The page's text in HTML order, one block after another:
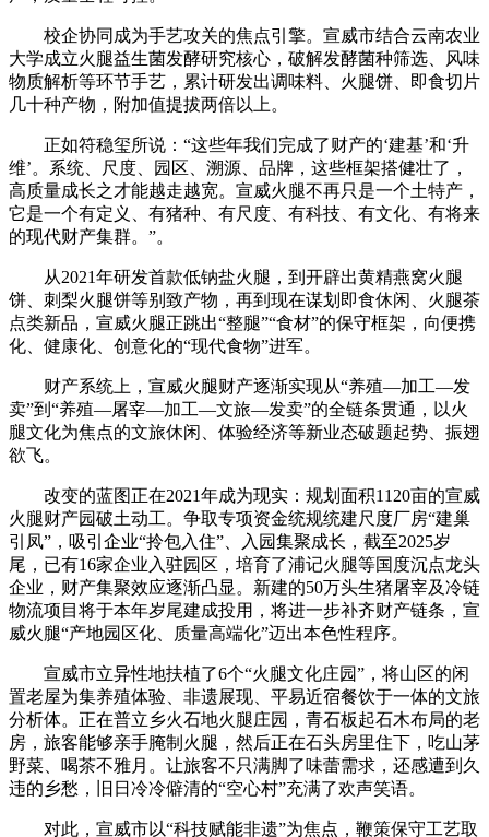
校企协同成为手艺攻关的焦点引擎。宣威市结合云南农业
大学成立火腿益生菌发酵研究核心，破解发酵菌种筛选、风味
物质解析等环节手艺，累计研发出调味料、火腿饼、即食切片
几十种产物，附加值提拔两倍以上。
正如符稳玺所说：“这些年我们完成了财产的‘建基’和‘升
维’。系统、尺度、园区、溯源、品牌，这些框架搭健壮了，
高质量成长之才能越走越宽。宣威火腿不再只是一个土特产，
它是一个有定义、有猪种、有尺度、有科技、有文化、有将来
的现代财产集群。”。
从2021年研发首款低钠盐火腿，到开辟出黄精燕窝火腿
饼、刺梨火腿饼等别致产物，再到现在谋划即食休闲、火腿茶
点类新品，宣威火腿正跳出“整腿”“食材”的保守框架，向便携
化、健康化、创意化的“现代食物”进军。
财产系统上，宣威火腿财产逐渐实现从“养殖—加工—发
卖”到“养殖—屠宰—加工—文旅—发卖”的全链条贯通，以火
腿文化为焦点的文旅休闲、体验经济等新业态破题起势、振翅
欲飞。
改变的蓝图正在2021年成为现实：规划面积1120亩的宣威
火腿财产园破土动工。争取专项资金统规统建尺度厂房“建巢
引凤”，吸引企业“拎包入住”、入园集聚成长，截至2025岁
尾，已有16家企业入驻园区，培育了浦记火腿等国度沉点龙头
企业，财产集聚效应逐渐凸显。新建的50万头生猪屠宰及冷链
物流项目将于本年岁尾建成投用，将进一步补齐财产链条，宣
威火腿“产地园区化、质量高端化”迈出本色性程序。
宣威市立异性地扶植了6个“火腿文化庄园”，将山区的闲
置老屋为集养殖体验、非遗展现、平易近宿餐饮于一体的文旅
分析体。正在普立乡火石地火腿庄园，青石板起石木布局的老
房，旅客能够亲手腌制火腿，然后正在石头房里住下，吃山茅
野菜、喝茶不雅月。让旅客不只满脚了味蕾需求，还感遭到久
违的乡愁，旧日冷冷僻清的“空心村”充满了欢声笑语。
对此，宣威市以“科技赋能非遗”为焦点，鞭策保守工艺取